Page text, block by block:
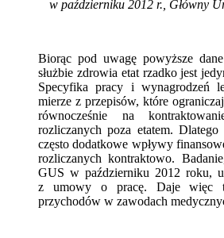
w październiku 2012 r., Główny
Biorąc pod uwagę powyższe
służbie zdrowia etat rzadko jest
Specyfika pracy i wynagrodzeń
mierze z przepisów, które
równocześnie na
rozliczanych poza etatem.
często dodatkowe wpływy
rozliczanych kontraktowo.
GUS w październiku 2012 roku,
z umowy o pracę. Daje więc
przychodów w zawodach